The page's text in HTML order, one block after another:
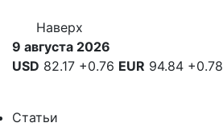
Наверх
9 августа 2026
USD 82.17 +0.76 EUR 94.84 +0.78
Статьи